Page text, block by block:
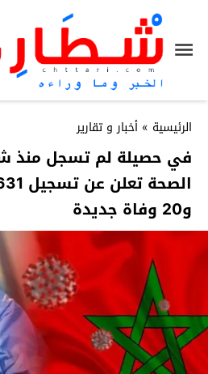
الرئيسية » أخبار و تقارير
في حصيلة لم تسجل منذ
و20 وفاة جديدة